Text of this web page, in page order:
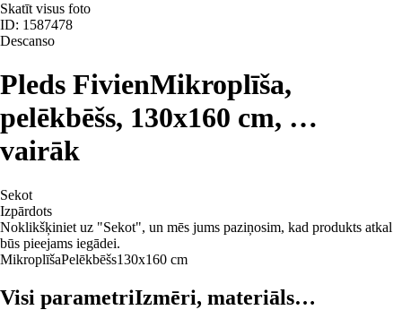
Skatīt visus foto
ID: 1587478
Descanso
Pleds FivienMikroplīša,
pelēkbēšs, 130x160 cm, …
vairāk
Sekot
Izpārdots
Noklikšķiniet uz "Sekot", un mēs jums paziņosim, kad produkts atkal
būs pieejams iegādei.
MikroplīšaPelēkbēšs130x160 cm
Visi parametriIzmēri, materiāls…